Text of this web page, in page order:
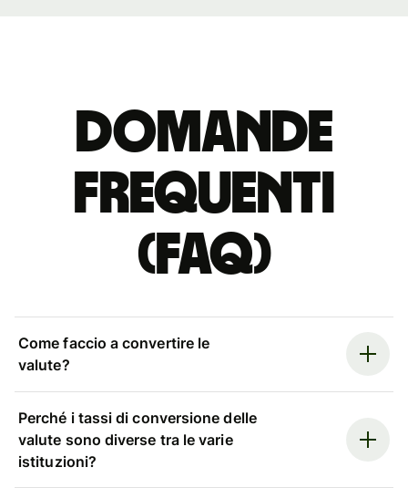
Domande
Frequenti
(FAQ)
Come faccio a convertire le
valute?
Perché i tassi di conversione delle
valute sono diverse tra le varie
istituzioni?